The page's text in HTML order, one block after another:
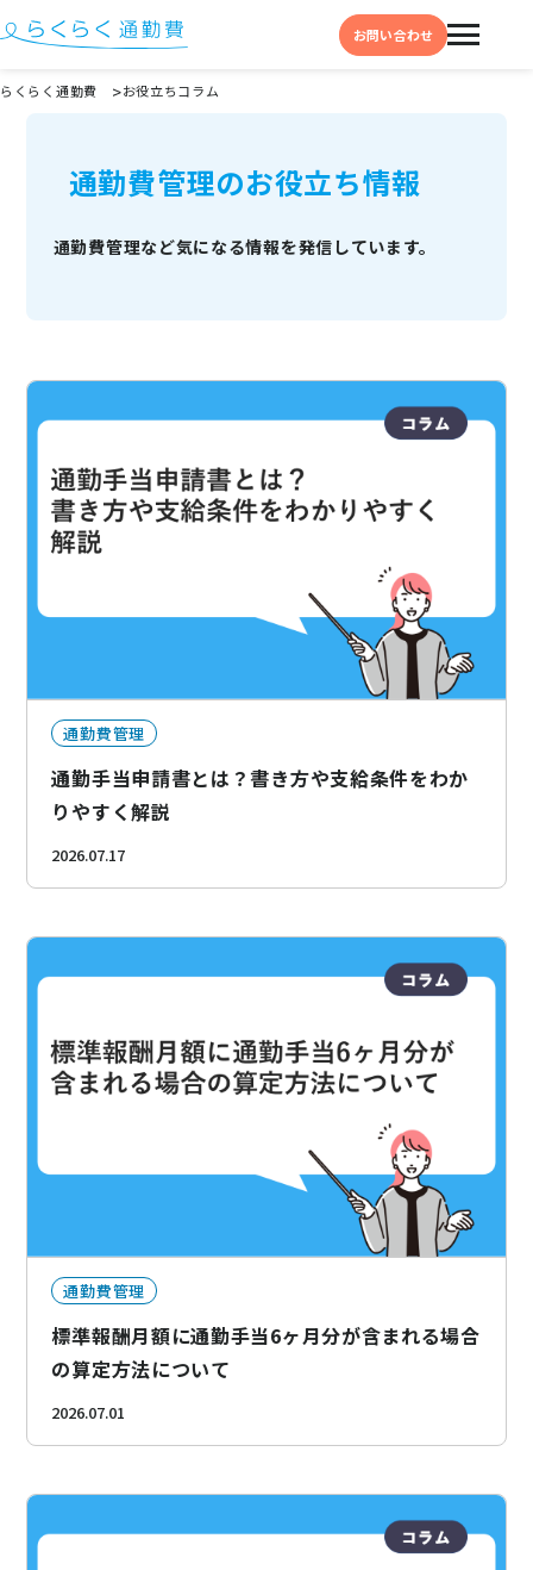
お問い合わせ
選ばれる理由
事例
お役立ちコラム
お役立ち資料
ニュース
お問い合わせ
らくらく通勤費 お役立ちコラム
通勤費管理のお役立ち情報
通勤費管理など気になる情報を発信しています。
通勤費管理
通勤手当申請書とは？書き方や支給条件をわか
りやすく解説
2026.07.17
通勤費管理
標準報酬月額に通勤手当6ヶ月分が含まれる場合
の算定方法について
2026.07.01